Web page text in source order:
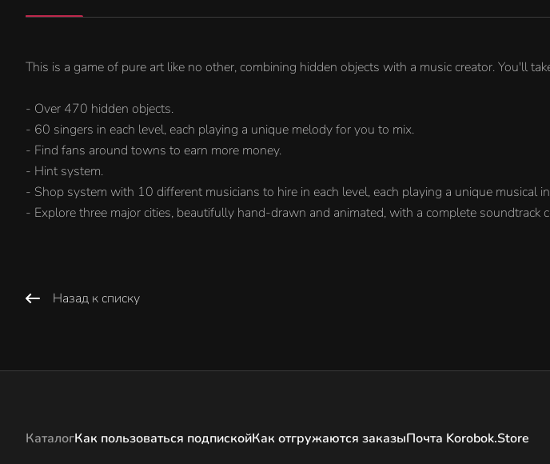
This is a game of pure art like no other, combining hidden objects with a music creator. You'll
- Over 470 hidden objects.
- 60 singers in each level, each playing a unique melody for you to mix.
- Find fans around towns to earn more money.
- Hint system.
- Shop system with 10 different musicians to hire in each level, each playing a unique musical
- Explore three major cities, beautifully hand-drawn and animated, with a complete soundtrack
Назад к списку
КаталогКак пользоваться подпискойКак отгружаются заказыПочта Korobok.Store